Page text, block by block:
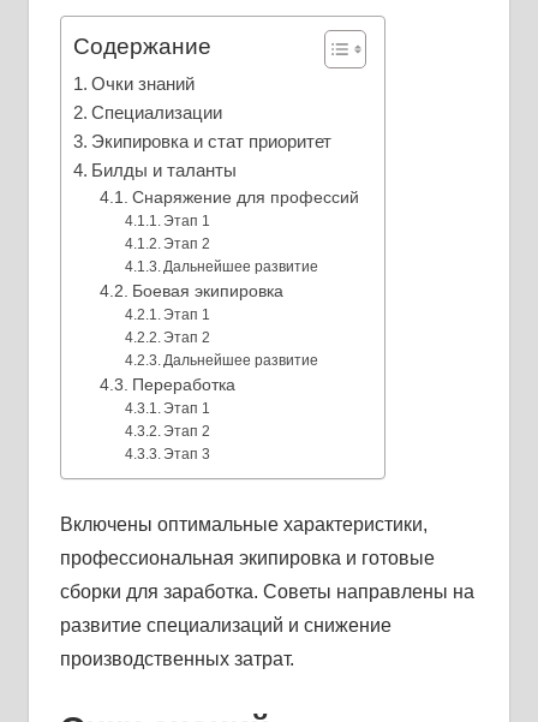
Содержание
Очки знаний
Специализации
Экипировка и стат приоритет
Билды и таланты
Снаряжение для профессий
Этап 1
Этап 2
Дальнейшее развитие
Боевая экипировка
Этап 1
Этап 2
Дальнейшее развитие
Переработка
Этап 1
Этап 2
Этап 3
Включены оптимальные характеристики,
профессиональная экипировка и готовые
сборки для заработка. Советы направлены на
развитие специализаций и снижение
производственных затрат.